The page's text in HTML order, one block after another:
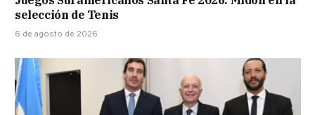
selección de Tenis
6 de agosto de 2026